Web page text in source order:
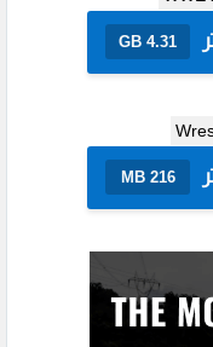
4.31 GB
216 MB